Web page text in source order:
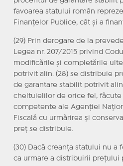
favoarea statului român
Finanțelor Publice, cât și a
(29) Prin derogare de la
Legea nr. 207/2015 privind
modificările și completările
potrivit alin. (28) se distribuie
de garantare stabilit potrivit
cheltuielilor de orice fel, făcute
competente ale Agenției
Fiscală cu urmărirea și
preț se distribuie.
(30) Dacă creanța statului nu a
ca urmare a distribuirii prețului